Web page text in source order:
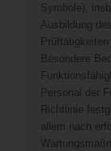
Symbole),
Ausbildung
Prüftätigkeiten
Besondere
Personal der
Richtlinie
allem nach